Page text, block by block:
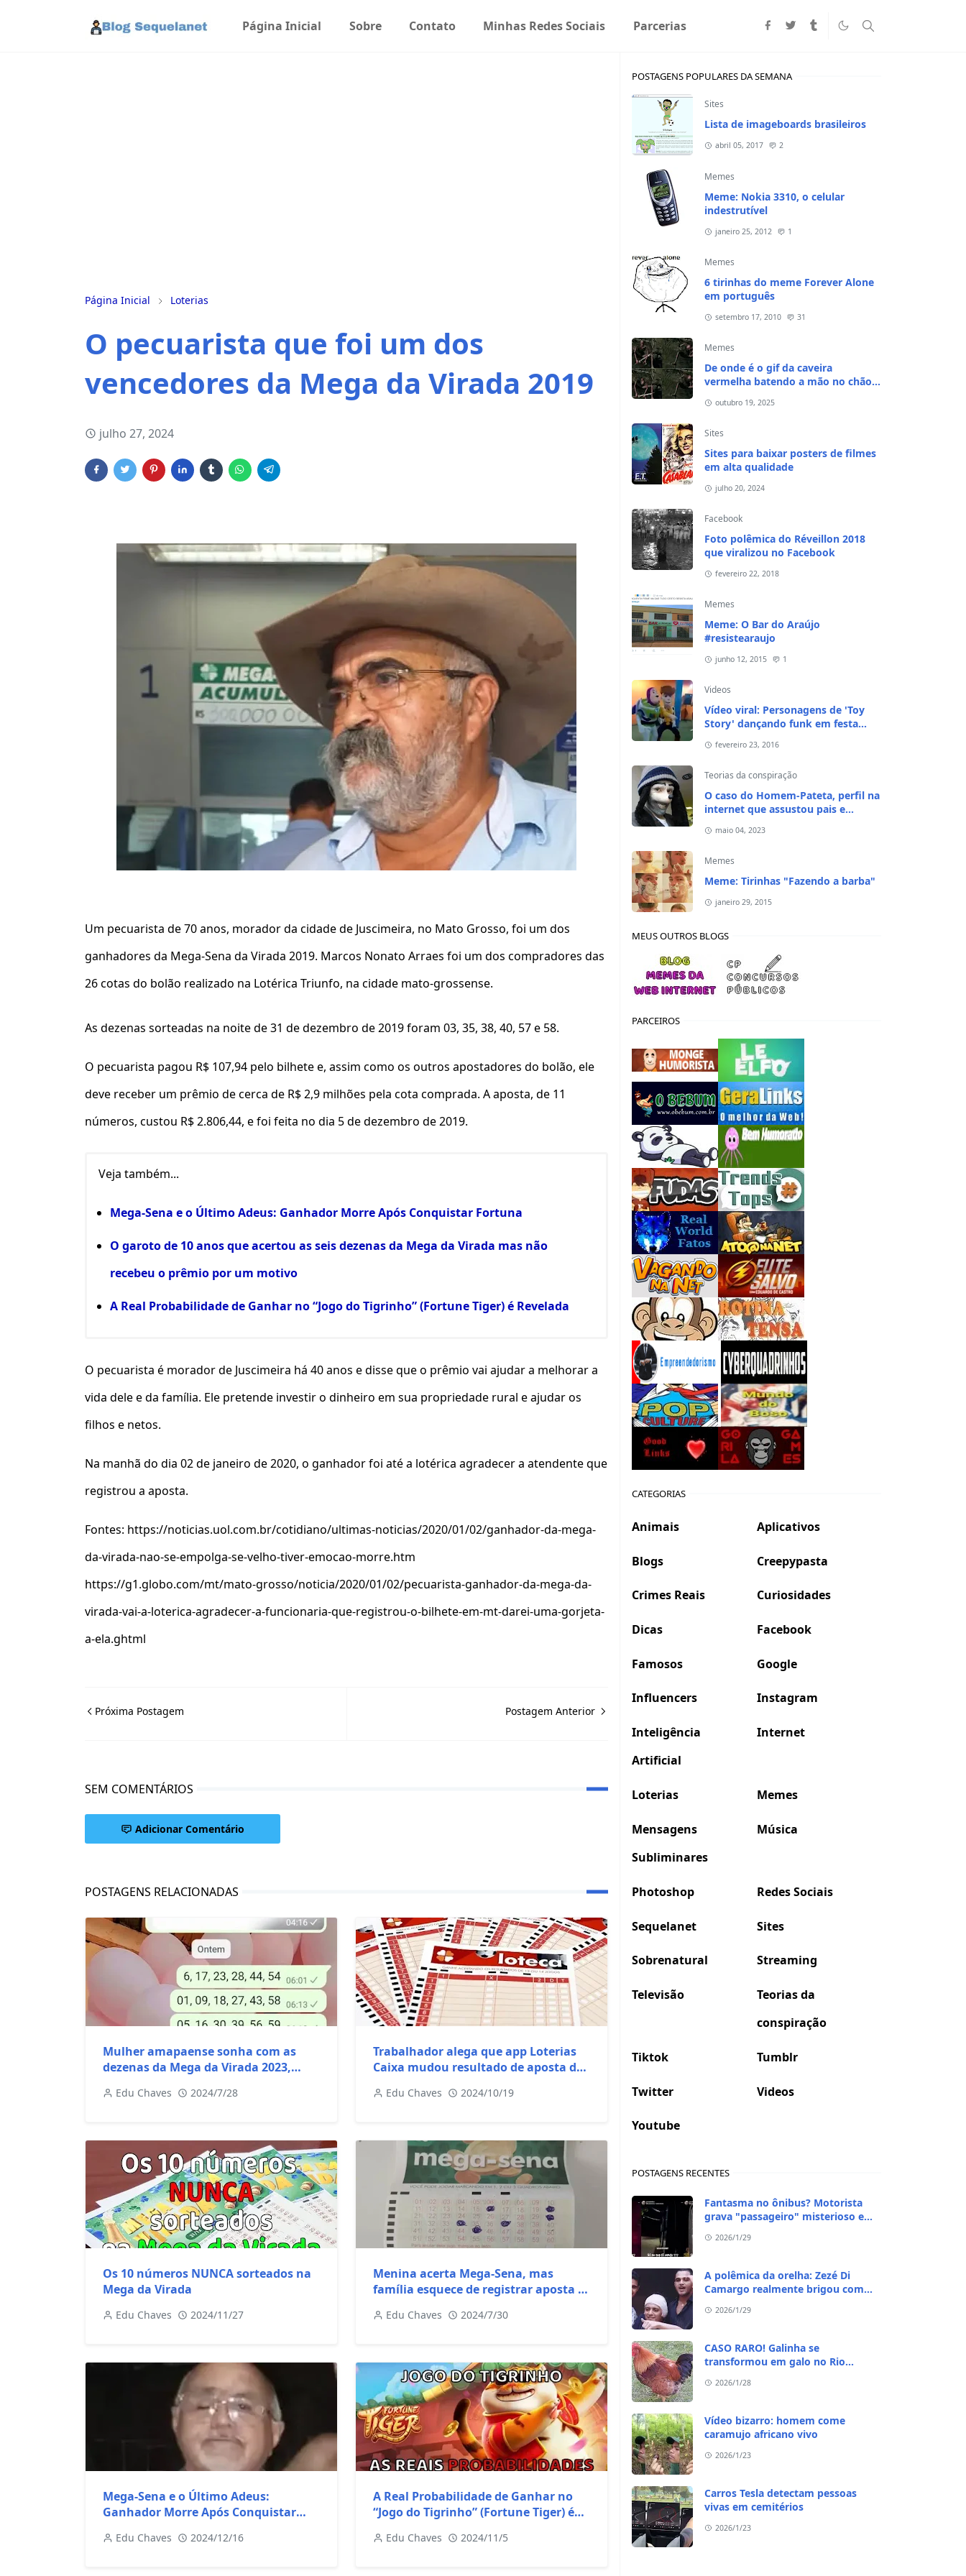
Página Inicial Sobre Contato Minhas Redes Sociais Parcerias
Página Inicial Loterias
O pecuarista que foi um dos
vencedores da Mega da Virada 2019
julho 27, 2024
Um pecuarista de 70 anos, morador da cidade de Juscimeira, no Mato Grosso, foi um dos
ganhadores da Mega-Sena da Virada 2019. Marcos Nonato Arraes foi um dos compradores das
26 cotas do bolão realizado na Lotérica Triunfo, na cidade mato-grossense.
As dezenas sorteadas na noite de 31 de dezembro de 2019 foram 03, 35, 38, 40, 57 e 58.
O pecuarista pagou R$ 107,94 pelo bilhete e, assim como os outros apostadores do bolão, ele
deve receber um prêmio de cerca de R$ 2,9 milhões pela cota comprada. A aposta, de 11
números, custou R$ 2.806,44, e foi feita no dia 5 de dezembro de 2019.
Veja também...
Mega-Sena e o Último Adeus: Ganhador Morre Após Conquistar Fortuna
O garoto de 10 anos que acertou as seis dezenas da Mega da Virada mas não
recebeu o prêmio por um motivo
A Real Probabilidade de Ganhar no “Jogo do Tigrinho” (Fortune Tiger) é Revelada
O pecuarista é morador de Juscimeira há 40 anos e disse que o prêmio vai ajudar a melhorar a
vida dele e da família. Ele pretende investir o dinheiro em sua propriedade rural e ajudar os
filhos e netos.
Na manhã do dia 02 de janeiro de 2020, o ganhador foi até a lotérica agradecer a atendente que
registrou a aposta.
Fontes: https://noticias.uol.com.br/cotidiano/ultimas-noticias/2020/01/02/ganhador-da-mega-
da-virada-nao-se-empolga-se-velho-tiver-emocao-morre.htm
https://g1.globo.com/mt/mato-grosso/noticia/2020/01/02/pecuarista-ganhador-da-mega-da-
virada-vai-a-loterica-agradecer-a-funcionaria-que-registrou-o-bilhete-em-mt-darei-uma-gorjeta-
a-ela.ghtml
Próxima Postagem Postagem Anterior
SEM COMENTÁRIOS
Adicionar Comentário
POSTAGENS RELACIONADAS
Mulher amapaense sonha com as
dezenas da Mega da Virada 2023,
Edu Chaves 2024/7/28
Trabalhador alega que app Loterias
Caixa mudou resultado de aposta da
Edu Chaves 2024/10/19
Os 10 números NUNCA sorteados na
Mega da Virada
Edu Chaves 2024/11/27
Menina acerta Mega-Sena, mas
família esquece de registrar aposta e
Edu Chaves 2024/7/30
Mega-Sena e o Último Adeus:
Ganhador Morre Após Conquistar
Edu Chaves 2024/12/16
A Real Probabilidade de Ganhar no
“Jogo do Tigrinho” (Fortune Tiger) é
Edu Chaves 2024/11/5
POSTAGENS POPULARES DA SEMANA
Sites
Lista de imageboards brasileiros
abril 05, 2017 2
Memes
Meme: Nokia 3310, o celular
indestrutível
janeiro 25, 2012 1
Memes
6 tirinhas do meme Forever Alone
em português
setembro 17, 2010 31
Memes
De onde é o gif da caveira
vermelha batendo a mão no chão e
outubro 19, 2025
Sites
Sites para baixar posters de filmes
em alta qualidade
julho 20, 2024
Facebook
Foto polêmica do Réveillon 2018
que viralizou no Facebook
fevereiro 22, 2018
Memes
Meme: O Bar do Araújo
#resistearaujo
junho 12, 2015 1
Videos
Vídeo viral: Personagens de 'Toy
Story' dançando funk em festa
fevereiro 23, 2016
Teorias da conspiração
O caso do Homem-Pateta, perfil na
internet que assustou pais e
maio 04, 2023
Memes
Meme: Tirinhas "Fazendo a barba"
janeiro 29, 2015
MEUS OUTROS BLOGS
PARCEIROS
CATEGORIAS
Animais Aplicativos
Blogs Creepypasta
Crimes Reais Curiosidades
Dicas Facebook
Famosos Google
Influencers Instagram
Inteligência
Artificial
Internet
Loterias Memes
Mensagens
Subliminares
Música
Photoshop Redes Sociais
Sequelanet Sites
Sobrenatural Streaming
Televisão
Teorias da
conspiração
Tiktok Tumblr
Twitter Videos
Youtube
POSTAGENS RECENTES
Fantasma no ônibus? Motorista
grava "passageiro" misterioso em
2026/1/29
A polêmica da orelha: Zezé Di
Camargo realmente brigou com
irmão?
2026/1/29
CASO RARO! Galinha se
transformou em galo no Rio
2026/1/28
Vídeo bizarro: homem come
caramujo africano vivo
2026/1/23
Carros Tesla detectam pessoas
vivas em cemitérios
2026/1/23